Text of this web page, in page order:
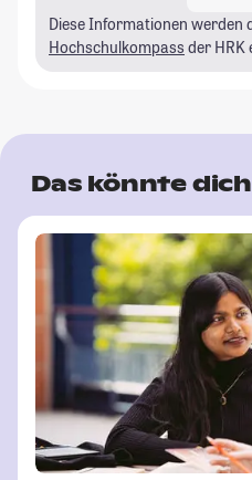
Diese Informationen werden
Hochschulkompass der HRK
Das könnte